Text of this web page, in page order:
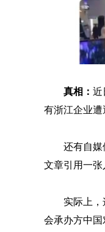
真相： 近
有浙江企业遭
还有自媒
文章引用一张
实际上
会承办方中